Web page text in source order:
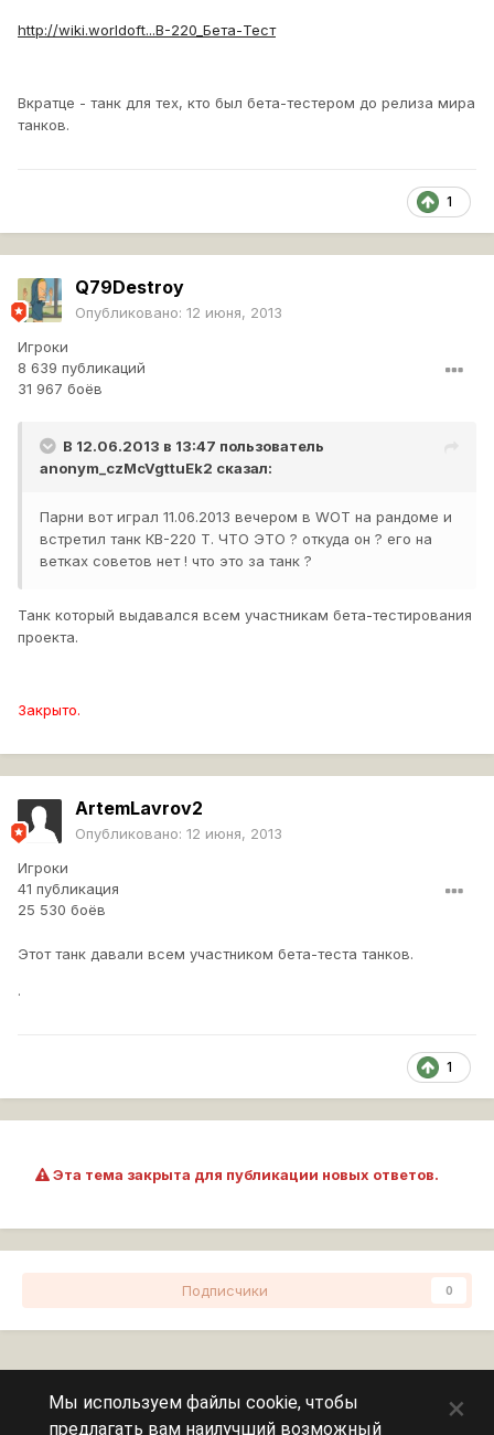
http://wiki.worldoft...В-220_Бета-Тест
Вкратце - танк для тех, кто был бета-тестером до релиза мира
танков.
1
Q79Destroy
Опубликовано: 12 июня, 2013
Игроки
8 639 публикаций
31 967 боёв
В 12.06.2013 в 13:47 пользователь
anonym_czMcVgttuEk2 сказал:
Парни вот играл 11.06.2013 вечером в WOT на рандоме и
встретил танк КВ-220 Т. ЧТО ЭТО ? откуда он ? его на
ветках советов нет ! что это за танк ?
Танк который выдавался всем участникам бета-тестирования
проекта.
Закрыто.
ArtemLavrov2
Опубликовано: 12 июня, 2013
Игроки
41 публикация
25 530 боёв
Этот танк давали всем участником бета-теста танков.
.
1
Эта тема закрыта для публикации новых ответов.
Подписчики 0
Мы используем файлы cookie, чтобы
предлагать вам наилучший возможный
×